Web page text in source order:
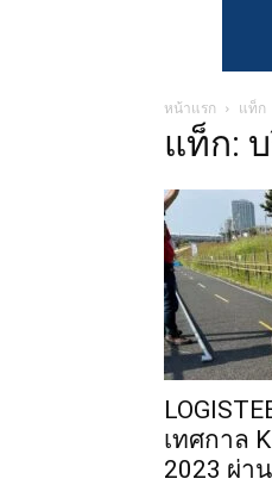
หน้าแรก แท็ก
แท็ก:
เทศกาล
2023 ผ่า